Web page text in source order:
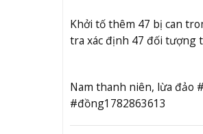
Khởi tố thêm 47 bị can
tra xác định 47 đối tượng
Nam thanh niên, lừa
#đồng1782863613